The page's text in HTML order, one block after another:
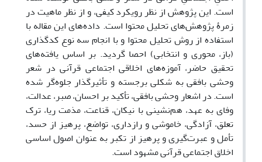
است. این پژوهش از نظر رویکرد کیفی، و از نظر ماهیت در
زمرۀ پژوهش‌های تحلیل محتوا است. داده‌های این مقاله با
استفاده از روش تحلیل محتوا و با انجام سه نوع کدگذاری
(باز، محوری و انتخابی) احصا گردید. بر اساس یافته‌های
تحقیق حاضر، آموزه‌های اخلاقی اجتماعی قرآنی در شعر
وحشی بافقی به شکلی برجسته و تأثیرگذار جلوه‌گر شده
است. در اشعار وحشی بافقی، تأکید بر احسان، صبر، عدالت،
وفای به عهد، هم‌نشینی با نیکان، قناعت، مذمت ریا، ترک
تعلق، آزادگی، خاموشی و رازداری، تواضع، پرهیز از حسد،
تأمل و عبرت‌گیری و پرهیز از تکبر به عنوان اصول اساسی
اخلاق اجتماعی قرآنی مشهود است.